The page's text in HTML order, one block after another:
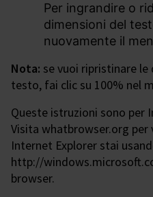
Per ingrandire o
dimensioni del
nuovamente il
Nota: se vuoi ripristinare
testo, fai clic su 100% nel
Queste istruzioni sono per
Visita whatbrowser.org per
Internet Explorer stai
http://
browser.